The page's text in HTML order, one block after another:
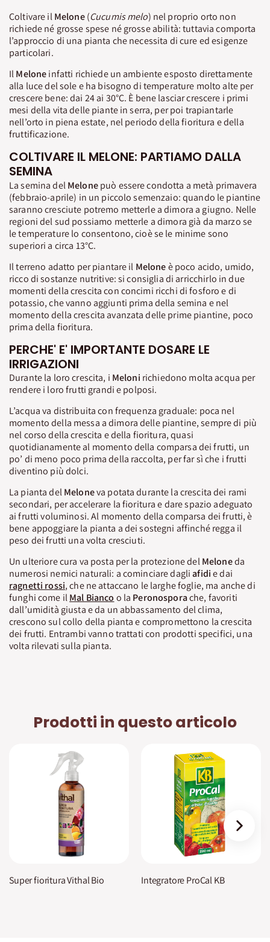
Coltivare ilMelone(Cucumis melo) nel proprio orto non
richiede né grosse spese né grosse abilità: tuttavia comporta
l’approccio di una pianta che necessita di cure ed esigenze
particolari.
IlMeloneinfatti richiede un ambiente esposto direttamente
alla luce del sole e ha bisogno di temperature molto alte per
crescere bene: dai 24 ai 30°C. È bene lasciar crescere i primi
mesi della vita delle piante in serra, per poi trapiantarle
nell’orto in piena estate, nel periodo della fioritura e della
fruttificazione.
COLTIVARE IL MELONE: PARTIAMO DALLA
SEMINA
La semina delMelonepuò essere condotta a metà primavera
(febbraio-aprile) in un piccolo semenzaio: quando le piantine
saranno cresciute potremo metterle a dimora a giugno. Nelle
regioni del sud possiamo metterle a dimora già da marzo se
le temperature lo consentono, cioè se le minime sono
superiori a circa 13°C.
Il terreno adatto per piantare il Meloneè poco acido, umido,
ricco di sostanze nutritive: si consiglia di arricchirlo in due
momenti della crescita con concimi ricchi di fosforo e di
potassio, che vanno aggiunti prima della semina e nel
momento della crescita avanzata delle prime piantine, poco
prima della fioritura.
PERCHE' E' IMPORTANTE DOSARE LE
IRRIGAZIONI
Durante la loro crescita, i Meloni richiedono molta acqua per
rendere i loro frutti grandi e polposi.
L’acqua va distribuita con frequenza graduale: poca nel
momento della messa a dimora delle piantine, sempre di più
nel corso della crescita e della fioritura, quasi
quotidianamente al momento della comparsa dei frutti, un
po’ di meno poco prima della raccolta, per far sì che i frutti
diventino più dolci.
La pianta delMeloneva potata durante la crescita dei rami
secondari, per accelerare la fioritura e dare spazio adeguato
ai frutti voluminosi. Al momento della comparsa dei frutti, è
bene appoggiare la pianta a dei sostegni affinché regga il
peso dei frutti una volta cresciuti.
Un ulteriore cura va posta per la protezione delMeloneda
numerosi nemici naturali: a cominciare dagliafidie dai
ragnetti rossi, che ne attaccano le larghe foglie, ma anche di
funghi come ilMal Bianco o la Peronosporache, favoriti
dall’umidità giusta e da un abbassamento del clima,
crescono sul collo della pianta e compromettono la crescita
dei frutti. Entrambi vanno trattati con prodotti specifici, una
volta rilevati sulla pianta.
Prodotti in questo articolo
Super fioritura Vithal Bio Integratore ProCal KB
›